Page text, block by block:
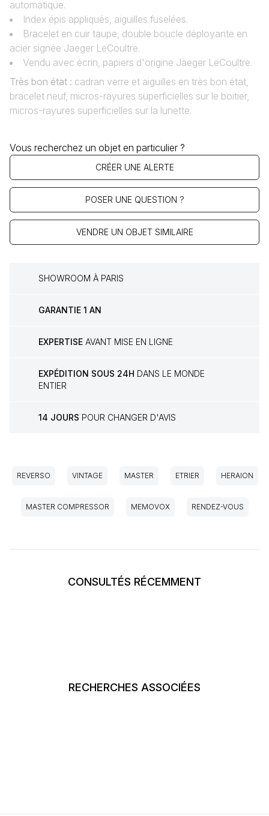
automatique.
Index épis appliqués, aiguilles fuselées.
Bracelet en cuir taupe, double boucle déployante en
acier signée Jaeger LeCoultre.
Vendu avec écrin, papiers d'origine Jaeger LeCoultre.
Très bon état : cadran verre et aiguilles en très bon état,
bracelet neuf, micros-rayures superficielles sur le boitier,
micros-rayures superficielles sur la lunette.
Vous recherchez un objet en particulier ?
CRÉER UNE ALERTE
POSER UNE QUESTION ?
VENDRE UN OBJET SIMILAIRE
SHOWROOM À PARIS
GARANTIE 1 AN
EXPERTISE AVANT MISE EN LIGNE
EXPÉDITION SOUS 24H DANS LE MONDE
ENTIER
14 JOURS POUR CHANGER D'AVIS
REVERSO VINTAGE MASTER ETRIER HERAION
MASTER COMPRESSOR MEMOVOX RENDEZ-VOUS
CONSULTÉS RÉCEMMENT
RECHERCHES ASSOCIÉES